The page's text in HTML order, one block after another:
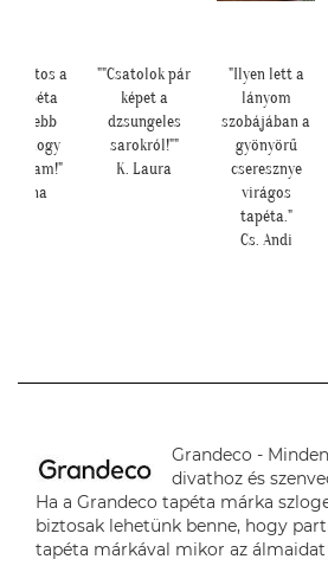
a
szebb
ahogy
Ilona
""Csatolok pár
képet a
dzsungeles
sarokról!""
K. Laura
"Ilyen lett a
lányom
szobájában a
gyönyörű
cseresznye
virágos
tapéta."
Cs. Andi
Grandeco -
divathoz és
Ha a Grandeco tapéta márka
biztosak lehetünk benne, hogy
tapéta márkával mikor az